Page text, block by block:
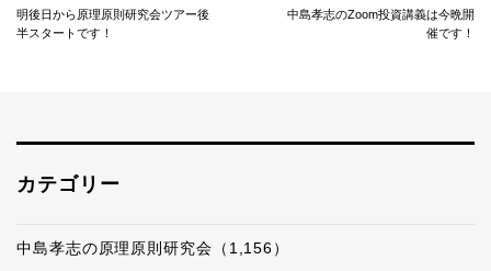
明後日から原理原則研究会ツアー後
半スタートです！
中島孝志のZoom投資講義は今晩開
催です！
カテゴリー
中島孝志の原理原則研究会（1,156）